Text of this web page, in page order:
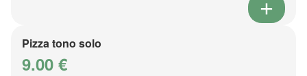
Pizza tono solo
9.00 €